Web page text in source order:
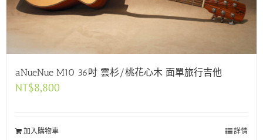
aNueNue M10 36吋 雲杉/桃花心木 面單旅行吉他
NT$8,800
加入購物車 詳情